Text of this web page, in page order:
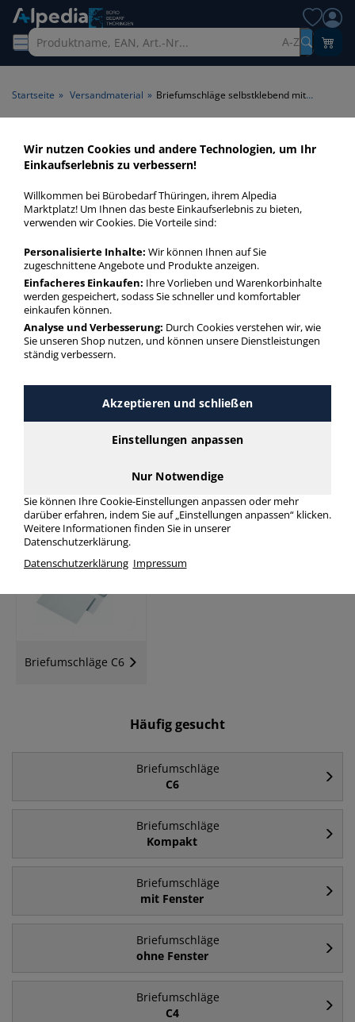
A-Z
Startseite » Versandmaterial » Briefumschläge selbstklebend mit Fenster
Briefumschläge
selbstklebend mit Fenster >
Fenster mit Fenster > Klebung
selbstklebend
Briefumschläge mit Fenster selbstklebend in bester Qualität
zum günstigen Preis. Finden Sie schnell Briefumschläge mit
Fenster selbstklebend mit unserer Filter-Funktion.
Briefumschläge selbstklebend mit Fenster
mehr Infos zur Kategorie
Briefumschläge Din
Lang
Briefumschläge
Kompakt
Briefumschläge C6
Häufig gesucht
Briefumschläge
C6
Briefumschläge
Kompakt
Briefumschläge
mit Fenster
Briefumschläge
ohne Fenster
Briefumschläge
C4
Wir nutzen Cookies und andere Technologien, um Ihr
Einkaufserlebnis zu verbessern!
Willkommen bei Bürobedarf Thüringen, ihrem Alpedia
Marktplatz! Um Ihnen das beste Einkaufserlebnis zu bieten,
verwenden wir Cookies. Die Vorteile sind:
Personalisierte Inhalte: Wir können Ihnen auf Sie
zugeschnittene Angebote und Produkte anzeigen.
Einfacheres Einkaufen: Ihre Vorlieben und Warenkorbinhalte
werden gespeichert, sodass Sie schneller und komfortabler
einkaufen können.
Analyse und Verbesserung: Durch Cookies verstehen wir, wie
Sie unseren Shop nutzen, und können unsere Dienstleistungen
ständig verbessern.
Akzeptieren und schließen
Einstellungen anpassen
Nur Notwendige
Sie können Ihre Cookie-Einstellungen anpassen oder mehr
darüber erfahren, indem Sie auf „Einstellungen anpassen“ klicken.
Weitere Informationen finden Sie in unserer
Datenschutzerklärung.
Datenschutzerklärung Impressum